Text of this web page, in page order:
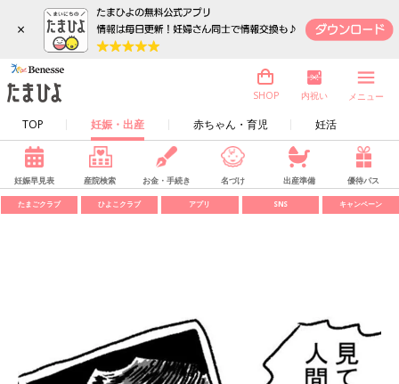
×
TOP 妊娠・出産 赤ちゃん・育児 妊活
SHOP 内祝い メニュー
妊娠早見表 産院検索 お金・手続き 名づけ 出産準備 優待パス
たまごクラブ ひよこクラブ アプリ SNS キャンペーン